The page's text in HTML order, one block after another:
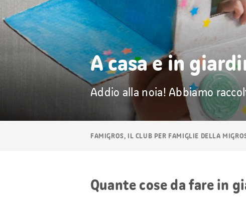
A casa e in
Addio alla noia! Abbiamo
FAMIGROS, IL CLUB PER FAMIGLIE DELLA
Quante cose da fare in